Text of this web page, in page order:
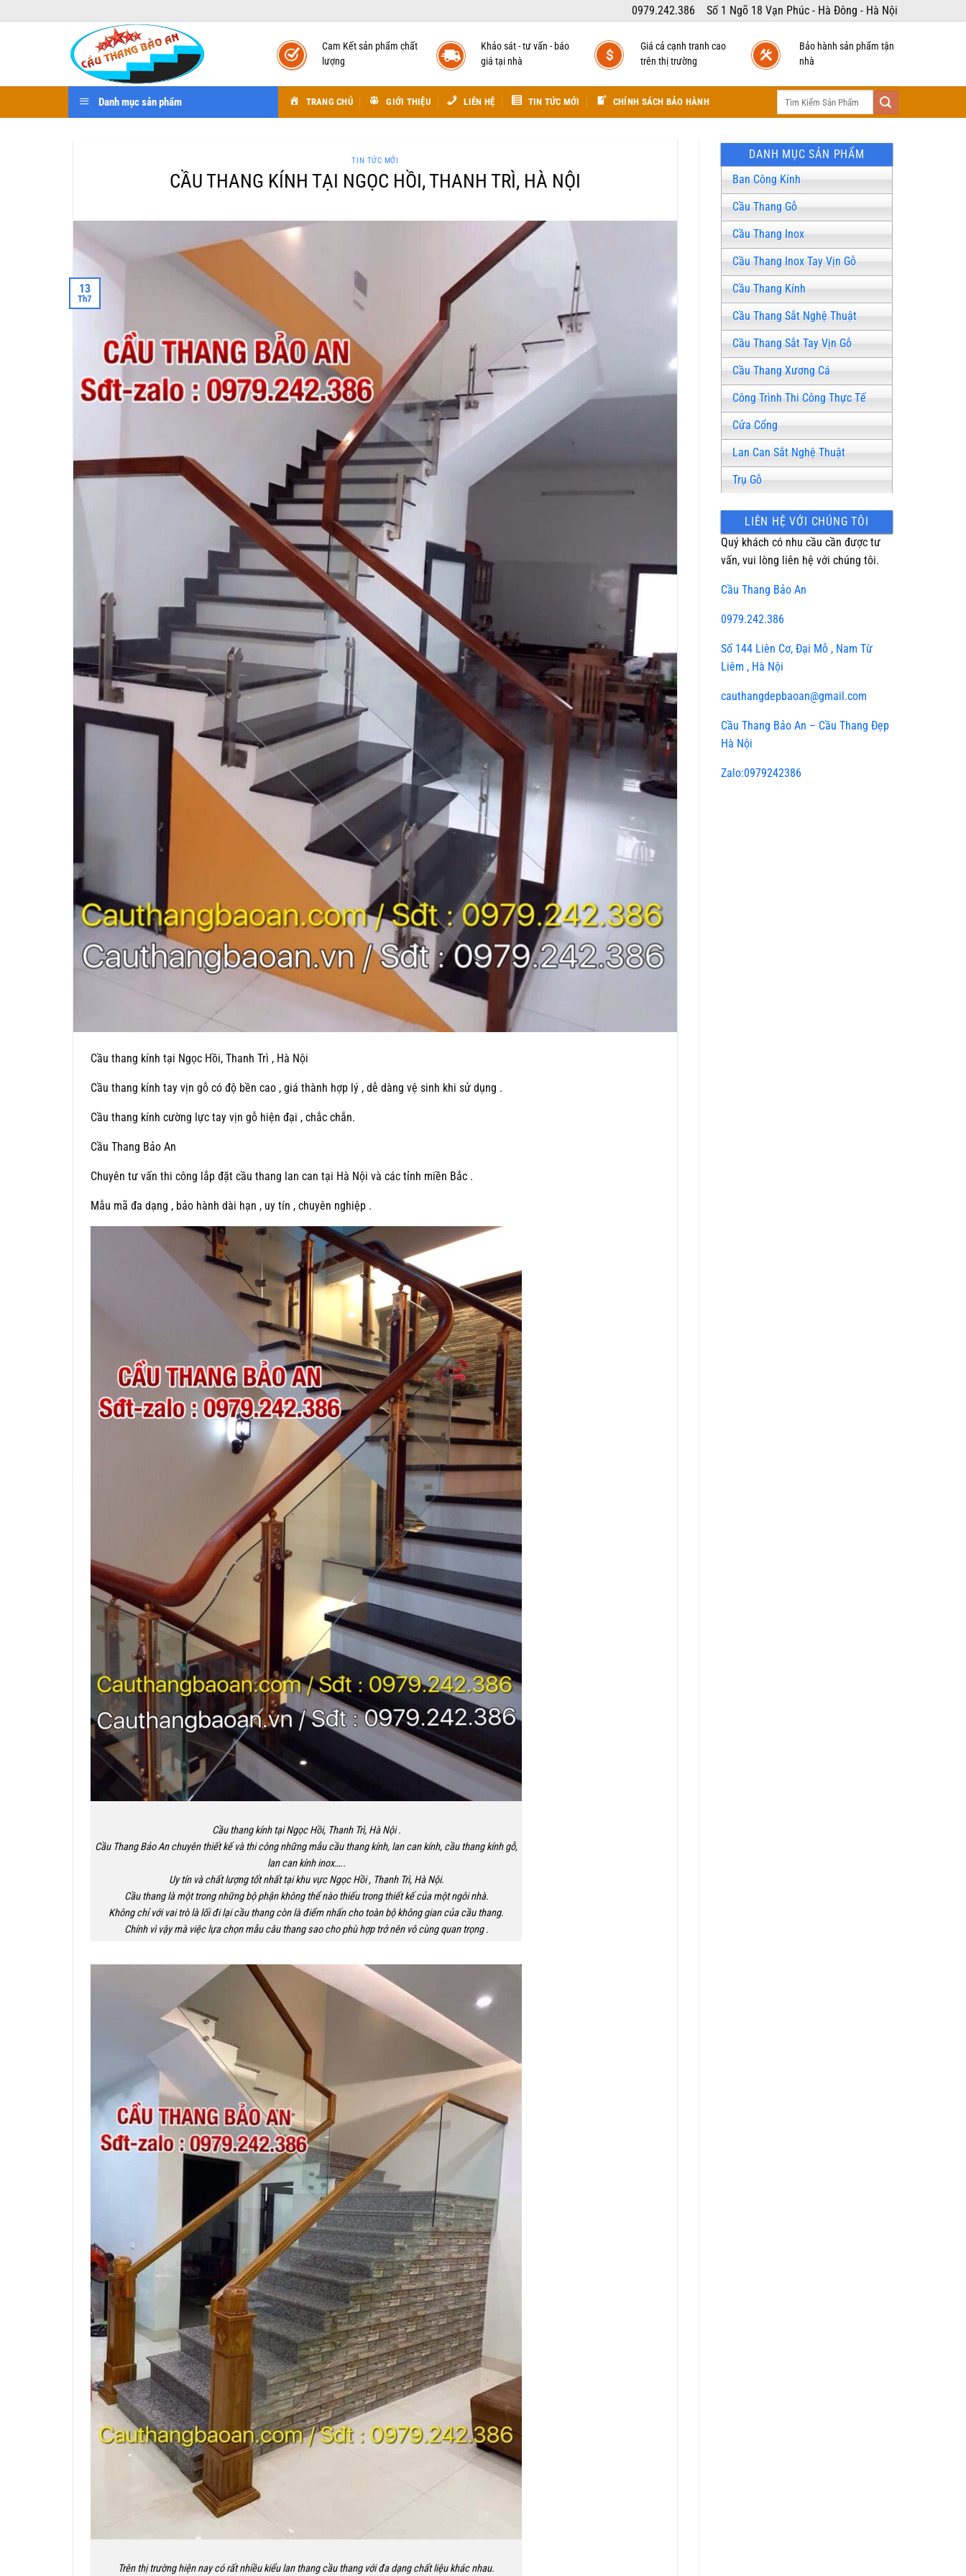
qua
0979.242.386 Số 1 Ngõ 18 Vạn Phúc - Hà Đông - Hà Nội
Cam Kết sản phẩm chất
lượng
Khảo sát - tư vấn - báo
giá tại nhà
Giá cả cạnh tranh cao
trên thị trường
Bảo hành sản phẩm tận
nhà
Danh mục sản phẩm TRANG CHỦ GIỚI THIỆU LIÊN HỆ TIN TỨC MỚI CHÍNH SÁCH BẢO HÀNH
TIN TỨC MỚI
CẦU THANG KÍNH TẠI NGỌC HỒI, THANH TRÌ, HÀ NỘI
13
Th7
Cầu thang kính tại Ngọc Hồi, Thanh Trì , Hà Nội
Cầu thang kính tay vịn gỗ có độ bền cao , giá thành hợp lý , dễ dàng vệ sinh khi sử dụng .
Cầu thang kính cường lực tay vịn gỗ hiện đại , chắc chắn.
Cầu Thang Bảo An
Chuyên tư vấn thi công lắp đặt cầu thang lan can tại Hà Nội và các tỉnh miền Bắc .
Mẫu mã đa dạng , bảo hành dài hạn , uy tín , chuyên nghiệp .
Cầu thang kính tại Ngọc Hồi, Thanh Trì, Hà Nội .
Cầu Thang Bảo An chuyên thiết kế và thi công những mẫu cầu thang kính, lan can kính, cầu thang kính gỗ,
lan can kính inox…..
Uy tín và chất lượng tốt nhất tại khu vực Ngọc Hồi , Thanh Trì, Hà Nội.
Cầu thang là một trong những bộ phận không thể nào thiếu trong thiết kế của một ngôi nhà.
Không chỉ với vai trò là lối đi lại cầu thang còn là điểm nhấn cho toàn bộ không gian của cầu thang.
Chính vì vậy mà việc lựa chọn mẫu câu thang sao cho phù hợp trở nên vô cùng quan trọng .
Trên thị trường hiện nay có rất nhiều kiểu lan thang cầu thang với đa dạng chất liệu khác nhau.
DANH MỤC SẢN PHẨM
Ban Công Kính
Cầu Thang Gỗ
Cầu Thang Inox
Cầu Thang Inox Tay Vịn Gỗ
Cầu Thang Kính
Cầu Thang Sắt Nghệ Thuật
Cầu Thang Sắt Tay Vịn Gỗ
Cầu Thang Xương Cá
Công Trình Thi Công Thực Tế
Cửa Cổng
Lan Can Sắt Nghệ Thuật
Trụ Gỗ
LIÊN HỆ VỚI CHÚNG TÔI
Quý khách có nhu cầu cần được tư
vấn, vui lòng liên hệ với chúng tôi.
Cầu Thang Bảo An
0979.242.386
Số 144 Liên Cơ, Đại Mỗ , Nam Từ
Liêm , Hà Nội
cauthangdepbaoan@gmail.com
Cầu Thang Bảo An – Cầu Thang Đẹp
Hà Nội
Zalo:0979242386